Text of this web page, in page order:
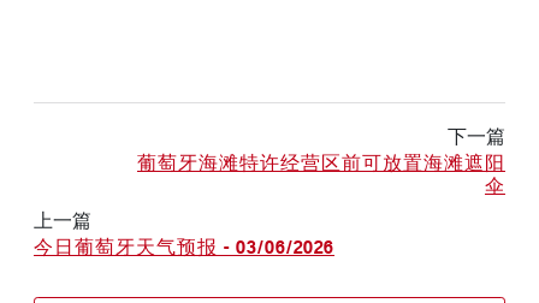
下一篇
葡萄牙海滩特许经营区前可放置海滩遮阳
伞
上一篇
今日葡萄牙天气预报 - 03/06/2026